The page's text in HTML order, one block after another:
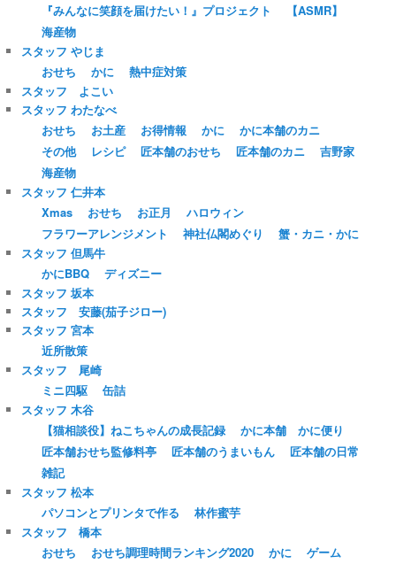
『みんなに笑顔を届けたい！』プロジェクト
【ASMR】
海産物
スタッフ やじま
おせち
かに
熱中症対策
スタッフ よこい
スタッフ わたなべ
おせち
お土産 お得情報 かに
かに本舗のカニ
その他
レシピ 匠本舗のおせち 匠本舗のカニ
吉野家
海産物
スタッフ 仁井本
Xmas
おせち お正月
ハロウィン
フラワーアレンジメント
神社仏閣めぐり
蟹・カニ・かに
スタッフ 但馬牛
かにBBQ
ディズニー
スタッフ 坂本
スタッフ 安藤(茄子ジロー)
スタッフ 宮本
近所散策
スタッフ 尾崎
ミニ四駆
缶詰
スタッフ 木谷
【猫相談役】ねこちゃんの成長記録
かに本舗 かに便り
匠本舗おせち監修料亭
匠本舗のうまいもん
匠本舗の日常
雑記
スタッフ 松本
パソコンとプリンタで作る
林作蜜芋
スタッフ 橋本
おせち
おせち調理時間ランキング2020 かに
ゲーム